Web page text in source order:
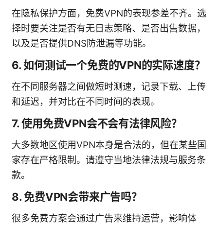
在隐私保护方面，免费VPN的表现参差不齐。选
择时要关注是否有无日志策略、是否出售数据，
以及是否提供DNS防泄漏等功能。
6. 如何测试一个免费的VPN的实际速度？
在不同服务器之间做短时测速，记录下载、上传
和延迟，并对比在不同时间的表现。
7. 使用免费VPN会不会有法律风险？
大多数地区使用VPN本身是合法的，但在某些国
家存在严格限制。请遵守当地法律法规与服务条
款。
8. 免费VPN会带来广告吗？
很多免费方案会通过广告来维持运营，影响体